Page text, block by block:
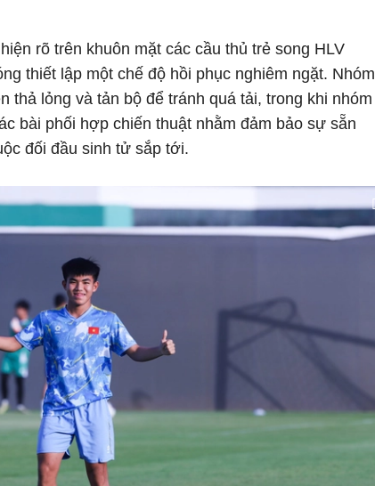
rõ trên khuôn mặt các cầu thủ trẻ song HLV
thiết lập một chế độ hồi phục nghiêm ngặt. Nhóm
thả lỏng và tản bộ để tránh quá tải, trong khi nhóm
bài phối hợp chiến thuật nhằm đảm bảo sự sẵn
đối đầu sinh tử sắp tới.